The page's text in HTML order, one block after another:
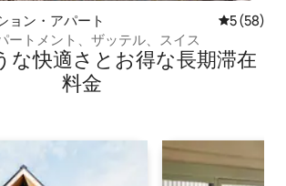
ョン・アパート レビュー
5 (58)
ートメント、ザッテル、スイス
な快⁠適⁠さ⁠とお⁠得⁠な長⁠期⁠滞⁠在
料⁠金